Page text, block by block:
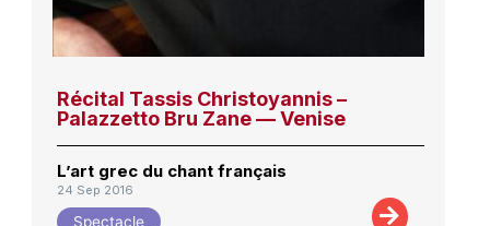
Récital Tassis Christoyannis –
Palazzetto Bru Zane — Venise
L’art grec du chant français
24 Sep 2016
Spectacle